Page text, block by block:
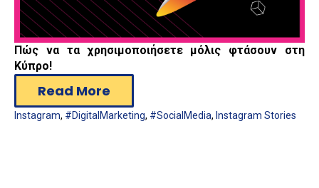
Πώς να τα χρησιμοποιήσετε μόλις φτάσουν στη
Κύπρο!
Read More
Instagram, #DigitalMarketing, #SocialMedia, Instagram Stories